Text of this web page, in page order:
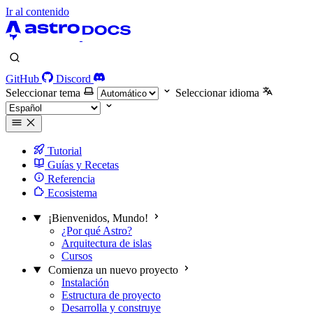
Ir al contenido
GitHub
Discord
Seleccionar tema
Seleccionar idioma
Tutorial
Guías y Recetas
Referencia
Ecosistema
¡Bienvenidos, Mundo!
¿Por qué Astro?
Arquitectura de islas
Cursos
Comienza un nuevo proyecto
Instalación
Estructura de proyecto
Desarrolla y construye